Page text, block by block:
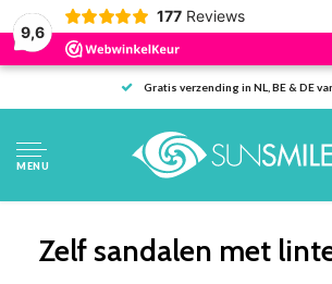
9,6
177 Reviews
Retour binnen 100 dagen
MENU
Zelf sandalen met